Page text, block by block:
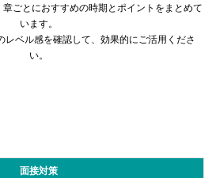
ごとにおすすめの時期とポイントをまとめて
います。
ベル感を確認して、効果的にご活用くださ
い。
面接対策